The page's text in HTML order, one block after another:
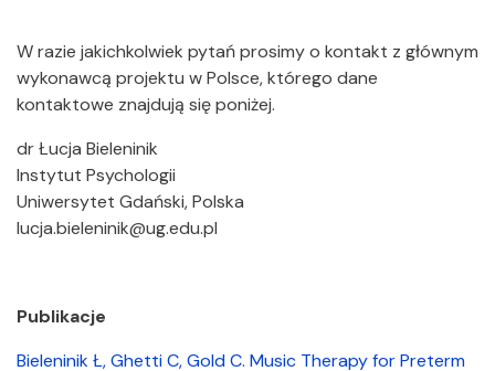
W razie jakichkolwiek pytań prosimy o kontakt z głównym
wykonawcą projektu w Polsce, którego dane
kontaktowe znajdują się poniżej.
dr Łucja Bieleninik
Instytut Psychologii
Uniwersytet Gdański, Polska
lucja.bieleninik@ug.edu.pl
Publikacje
Bieleninik Ł, Ghetti C, Gold C. Music Therapy for Preterm